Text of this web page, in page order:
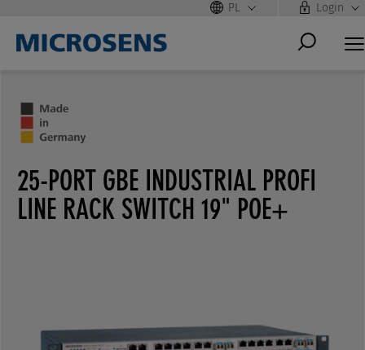
PL Login
25-PORT GBE INDUSTRIAL PROFI
LINE RACK SWITCH 19" POE+